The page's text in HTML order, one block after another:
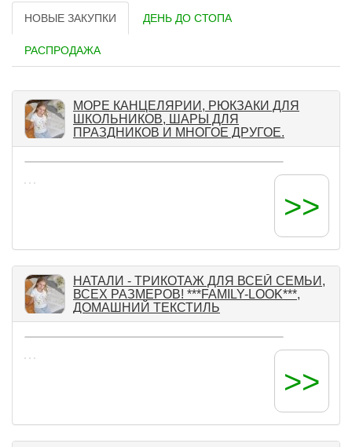
НОВЫЕ ЗАКУПКИ ДЕНЬ ДО СТОПА
РАСПРОДАЖА
МОРЕ КАНЦЕЛЯРИИ, РЮКЗАКИ ДЛЯ
ШКОЛЬНИКОВ, ШАРЫ ДЛЯ
ПРАЗДНИКОВ И МНОГОЕ ДРУГОЕ.
>>
НАТАЛИ - ТРИКОТАЖ ДЛЯ ВСЕЙ СЕМЬИ,
ВСЕХ РАЗМЕРОВ! ***FAMILY-LOOK***,
ДОМАШНИЙ ТЕКСТИЛЬ
>>